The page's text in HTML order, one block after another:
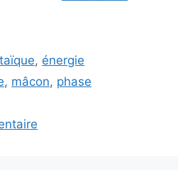
, énergie
, mâcon, phase